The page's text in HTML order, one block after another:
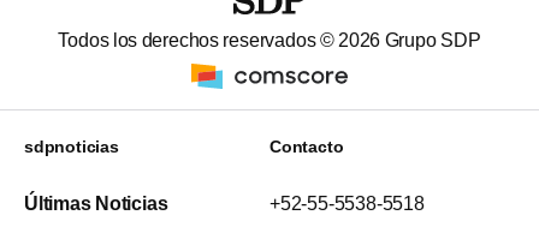
Todos los derechos reservados © 2026 Grupo SDP
sdpnoticias
Últimas Noticias
Contacto
+52-55-5538-5518